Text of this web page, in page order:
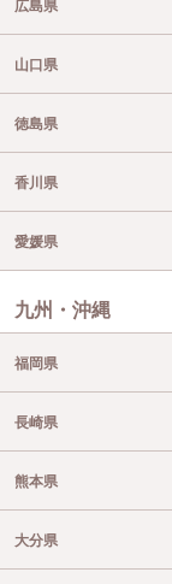
広島県
山口県
徳島県
香川県
愛媛県
九州・沖縄
福岡県
長崎県
熊本県
大分県